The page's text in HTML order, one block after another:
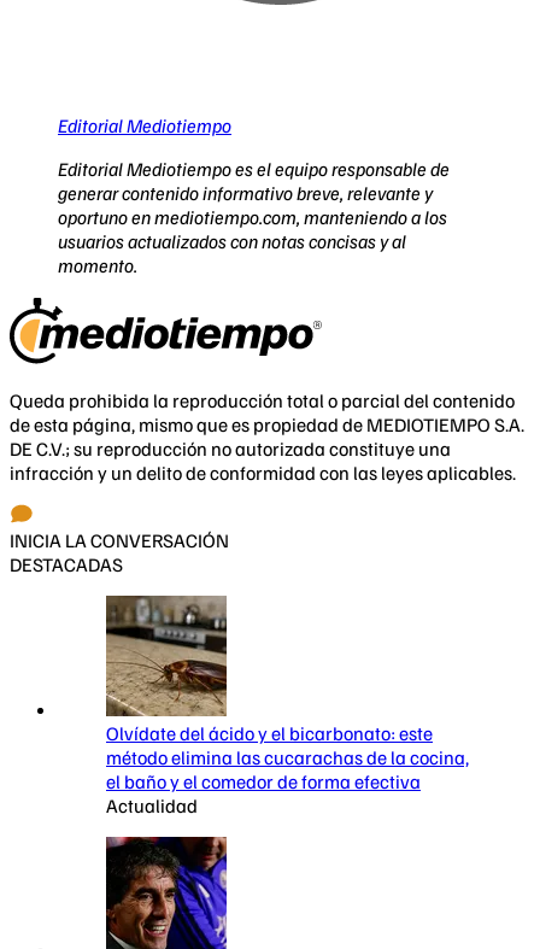
Editorial Mediotiempo
Editorial Mediotiempo es el equipo responsable de
generar contenido informativo breve, relevante y
oportuno en mediotiempo.com, manteniendo a los
usuarios actualizados con notas concisas y al
momento.
Queda prohibida la reproducción total o parcial del contenido
de esta página, mismo que es propiedad de MEDIOTIEMPO S.A.
DE C.V.; su reproducción no autorizada constituye una
infracción y un delito de conformidad con las leyes aplicables.
INICIA LA CONVERSACIÓN
DESTACADAS
Olvídate del ácido y el bicarbonato: este
método elimina las cucarachas de la cocina,
el baño y el comedor de forma efectiva
Actualidad